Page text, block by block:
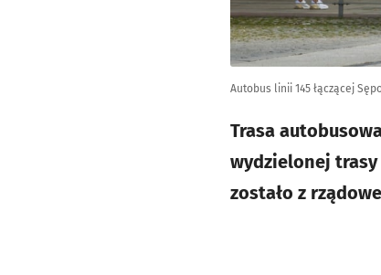
Autobus linii 145 łączącej
Trasa
wydzielonej trasy
zostało z